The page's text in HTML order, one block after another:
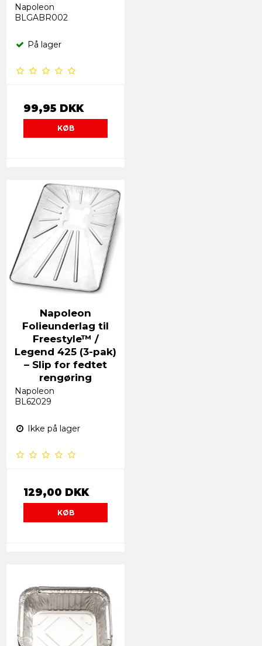
Napoleon
BLGABR002
På lager
99,95 DKK
KØB
Napoleon
Folieunderlag til
Freestyle™ /
Legend 425 (3-pak)
– Slip for fedtet
rengøring
Napoleon
BL62029
Ikke på lager
129,00 DKK
KØB